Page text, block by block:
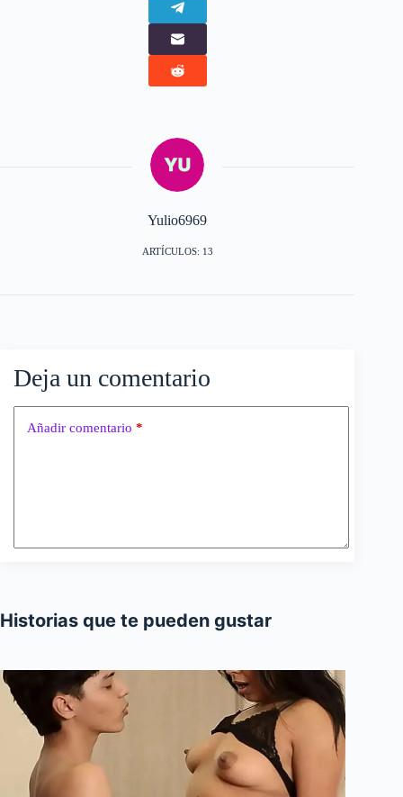
Yulio6969
ARTÍCULOS: 13
Deja un comentario
Añadir comentario *
Historias que te pueden gustar